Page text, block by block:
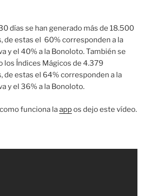
días se han generado más de 18.500
de estas el 60% corresponden a la
y el 40% a la Bonoloto. También se
los Índices Mágicos de 4.379
de estas el 64% corresponden a la
y el 36% a la Bonoloto.
funciona laappos dejo este vídeo.